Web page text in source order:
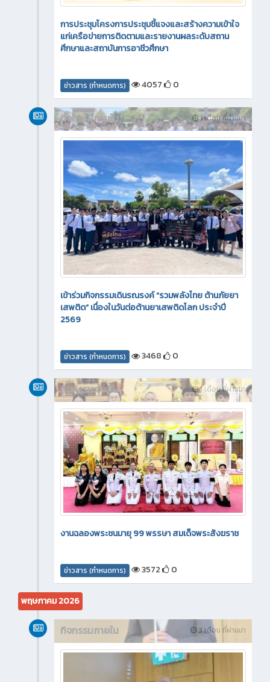
การประชุมโครงการประชุมชี้แจงและสร้างความเข้าใจ
แก่เครือข่ายการติดตามและรายงานผลระดับสถาน
ศึกษาและสถาบันการอาชีวศึกษา
ข่าวสาร (กำหนดการ) 4057 0
1 เดือน ที่ผ่านมา
กิจกรรมภายใน
เข้าร่วมกิจกรรมเดินรณรงค์ “รวมพลังไทย ต้านภัยยา
เสพติด” เนื่องในวันต่อต้านยาเสพติดโลก ประจำปี
2569
ข่าวสาร (กำหนดการ) 3468 0
1 เดือน ที่ผ่านมา
กิจกรรมภายใน
งานฉลองพระชนมายุ 99 พรรษา สมเด็จพระสังฆราช
ข่าวสาร (กำหนดการ) 3572 0
พฤษภาคม 2026
3 เดือน ที่ผ่านมา
กิจกรรมภายใน